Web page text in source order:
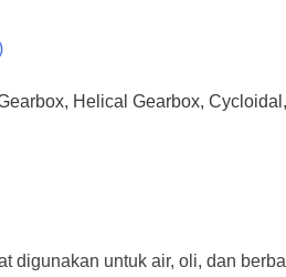
Helical Gearbox,
untuk air, oli, dan